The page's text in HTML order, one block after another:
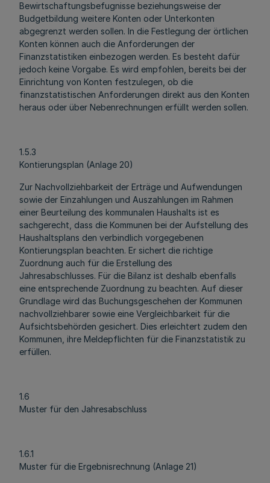
Bewirtschaftungsbefugnisse beziehungsweise der
Budgetbildung weitere Konten oder Unterkonten
abgegrenzt werden sollen. In die Festlegung der örtlichen
Konten können auch die Anforderungen der
Finanzstatistiken einbezogen werden. Es besteht dafür
jedoch keine Vorgabe. Es wird empfohlen, bereits bei der
Einrichtung von Konten festzulegen, ob die
finanzstatistischen Anforderungen direkt aus den Konten
heraus oder über Nebenrechnungen erfüllt werden sollen.
1.5.3
Kontierungsplan (Anlage 20)
Zur Nachvollziehbarkeit der Erträge und Aufwendungen
sowie der Einzahlungen und Auszahlungen im Rahmen
einer Beurteilung des kommunalen Haushalts ist es
sachgerecht, dass die Kommunen bei der Aufstellung des
Haushaltsplans den verbindlich vorgegebenen
Kontierungsplan beachten. Er sichert die richtige
Zuordnung auch für die Erstellung des
Jahresabschlusses. Für die Bilanz ist deshalb ebenfalls
eine entsprechende Zuordnung zu beachten. Auf dieser
Grundlage wird das Buchungsgeschehen der Kommunen
nachvollziehbarer sowie eine Vergleichbarkeit für die
Aufsichtsbehörden gesichert. Dies erleichtert zudem den
Kommunen, ihre Meldepflichten für die Finanzstatistik zu
erfüllen.
1.6
Muster für den Jahresabschluss
1.6.1
Muster für die Ergebnisrechnung (Anlage 21)